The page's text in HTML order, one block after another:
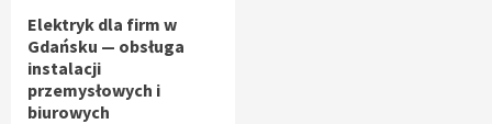
Elektryk dla firm w
Gdańsku — obsługa
instalacji
przemysłowych i
biurowych